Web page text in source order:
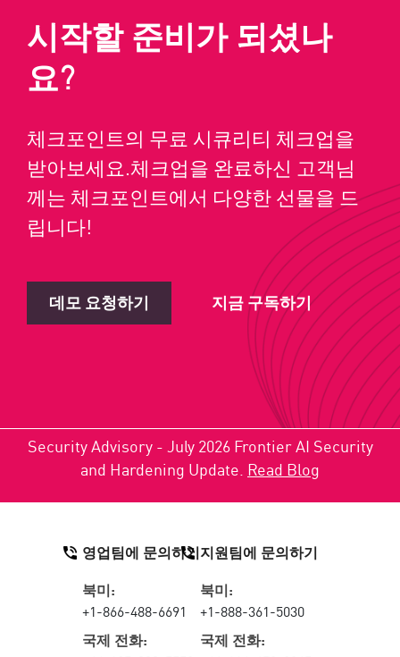
시작할 준비가 되셨나
요?
체크포인트의 무료 시큐리티 체크업을
받아보세요.체크업을 완료하신 고객님
께는 체크포인트에서 다양한 선물을 드
립니다!
데모 요청하기 지금 구독하기
Security Advisory - July 2026 Frontier AI Security
and Hardening Update. Read Blog
영업팀에 문의하기
북미:
+1-866-488-6691
국제 전화:
지원팀에 문의하기
북미:
+1-888-361-5030
국제 전화: